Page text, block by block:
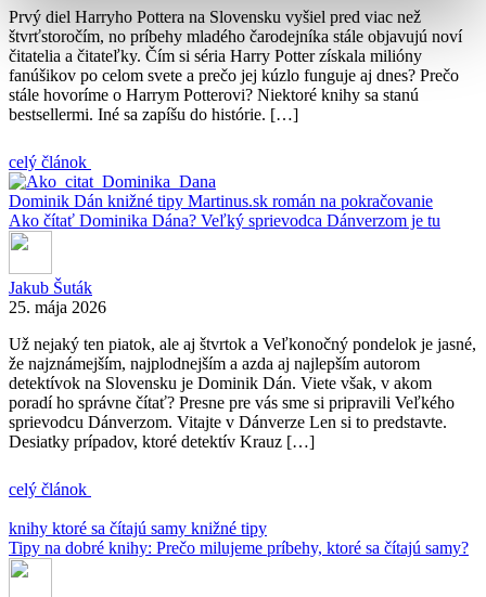
Prvý diel Harryho Pottera na Slovensku vyšiel pred viac než
štvrťstoročím, no príbehy mladého čarodejníka stále objavujú noví
čitatelia a čitateľky. Čím si séria Harry Potter získala milióny
fanúšikov po celom svete a prečo jej kúzlo funguje aj dnes? Prečo
stále hovoríme o Harrym Potterovi? Niektoré knihy sa stanú
bestsellermi. Iné sa zapíšu do histórie. […]
celý článok
Dominik Dán knižné tipy Martinus.sk román na pokračovanie
Ako čítať Dominika Dána? Veľký sprievodca Dánverzom je tu
Jakub Šuták
25. mája 2026
Už nejaký ten piatok, ale aj štvrtok a Veľkonočný pondelok je jasné,
že najznámejším, najplodnejším a azda aj najlepším autorom
detektívok na Slovensku je Dominik Dán. Viete však, v akom
poradí ho správne čítať? Presne pre vás sme si pripravili Veľkého
sprievodcu Dánverzom. Vitajte v Dánverze Len si to predstavte.
Desiatky prípadov, ktoré detektív Krauz […]
celý článok
knihy ktoré sa čítajú samy knižné tipy
Tipy na dobré knihy: Prečo milujeme príbehy, ktoré sa čítajú samy?